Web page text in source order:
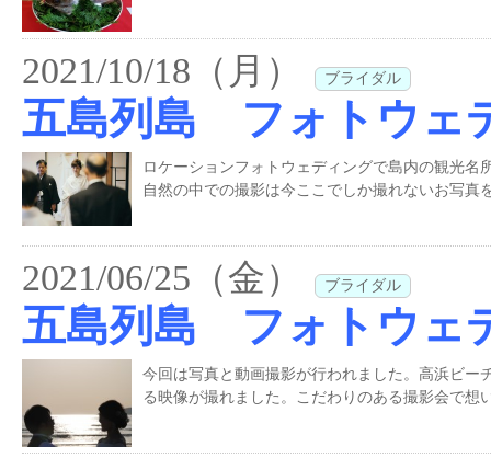
2021/10/18（月） ブライダル
五島列島 フォトウェ
ロケーションフォトウェディングで島内の観光
自然の中での撮影は今ここでしか撮れないお写
2021/06/25（金） ブライダル
五島列島 フォトウェ
今回は写真と動画撮影が行われました。高浜ビー
る映像が撮れました。こだわりのある撮影会で想